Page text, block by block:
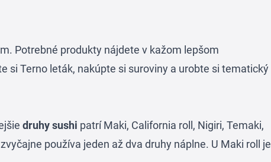
Potrebné produkty nájdete v kažom lepšom
si Terno leták, nakúpte si suroviny a urobte si tematický
druhy sushi patrí Maki, California roll, Nigiri, Temaki,
používa jeden až dva druhy náplne. U Maki roll je